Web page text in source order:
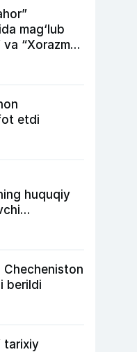
mag‘lub
“Xorazm”
etdi
huquqiy
berildi
tarixiy